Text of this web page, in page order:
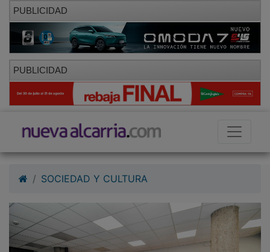
PUBLICIDAD
PUBLICIDAD